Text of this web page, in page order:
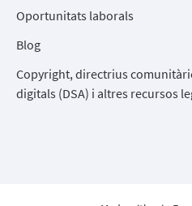
Oportunitats laborals
Blog
Copyright, directrius
digitals (DSA) i altres recursos